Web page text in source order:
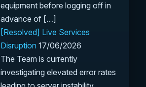
equipment before logging off in
advance of […]
[Resolved] Live Services
Disruption 17/06/2026
The Team is currently
investigating elevated error rates